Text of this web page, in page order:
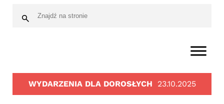
WYDARZENIA DLA DOROSŁYCH 23.10.2025